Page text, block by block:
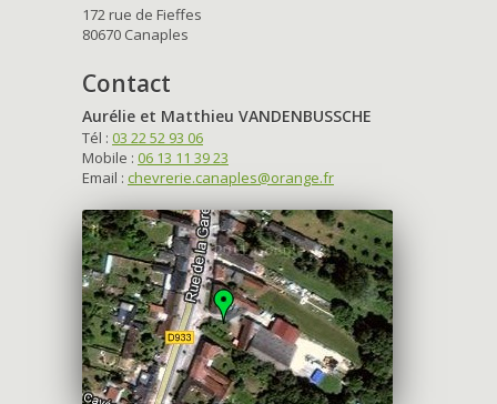
172 rue de Fieffes
80670 Canaples
Contact
Aurélie et Matthieu VANDENBUSSCHE
Tél : 03 22 52 93 06
Mobile : 06 13 11 39 23
Email : chevrerie.canaples@orange.fr